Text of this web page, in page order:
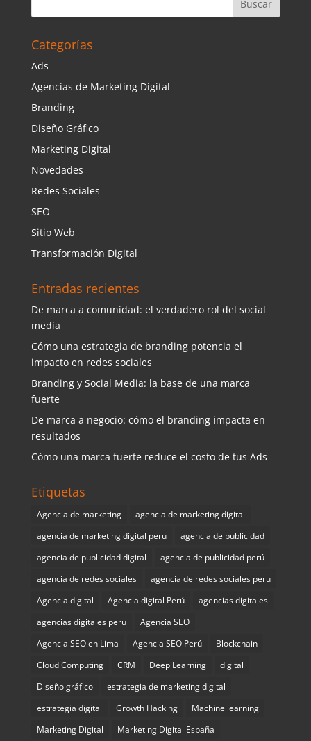
Categorías
Ads
Agencias de Marketing Digital
Branding
Diseño Gráfico
Marketing Digital
Novedades
Redes Sociales
SEO
Sitio Web
Transformación Digital
Entradas recientes
De marca a comunidad: el verdadero rol del social
media
Cómo una estrategia de branding potencia el
impacto en redes sociales
Branding y Social Media: la base de una marca
fuerte
De marca a negocio: cómo el branding impacta en
resultados
Cómo una marca fuerte reduce el costo de tus Ads
Etiquetas
Agencia de marketing
agencia de marketing digital
agencia de marketing digital peru
agencia de publicidad
agencia de publicidad digital
agencia de publicidad perú
agencia de redes sociales
agencia de redes sociales peru
Agencia digital
Agencia digital Perú
agencias digitales
agencias digitales peru
Agencia SEO
Agencia SEO en Lima
Agencia SEO Perú
Blockchain
Cloud Computing
CRM Deep Learning
digital
Diseño gráfico
estrategia de marketing digital
estrategia digital
Growth Hacking
Machine learning
Marketing Digital
Marketing Digital España